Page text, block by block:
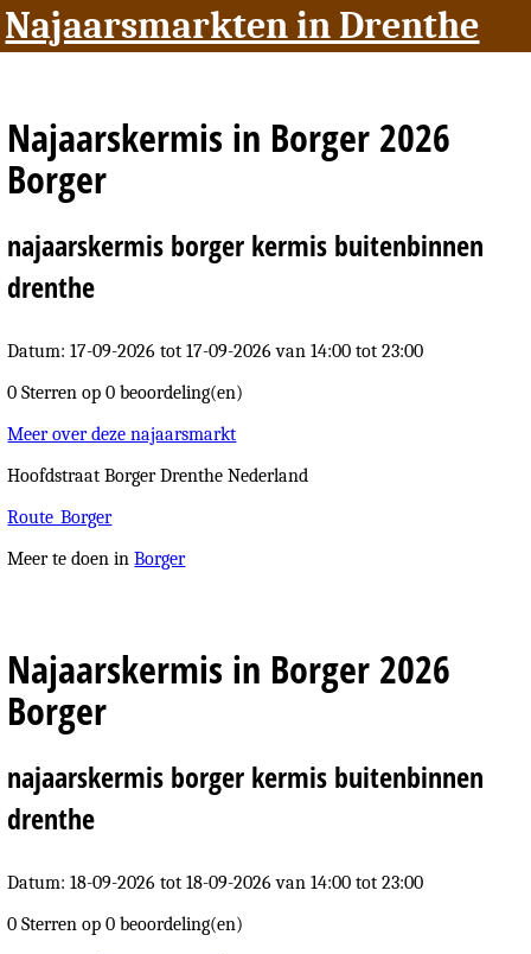
Najaarsmarkten in Drenthe
Najaarskermis in Borger 2026
Borger
najaarskermis borger kermis buitenbinnen
drenthe
Datum: 17-09-2026 tot 17-09-2026 van 14:00 tot 23:00
0 Sterren op0 beoordeling(en)
Meer over deze najaarsmarkt
HoofdstraatBorgerDrentheNederland
Route_Borger
Meer te doen inBorger
Najaarskermis in Borger 2026
Borger
najaarskermis borger kermis buitenbinnen
drenthe
Datum: 18-09-2026 tot 18-09-2026 van 14:00 tot 23:00
0 Sterren op0 beoordeling(en)